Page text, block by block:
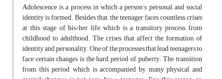
Adolescence is a process in which a person's personal and social
identity is formed. Besides that, the teenager faces countless crises
at this stage of his/her life, which is a transitory process from
childhood to adulthood. The crises that affect the formation of
identity and personality. One of the processes that lead teenagers to
face certain changes is the hard period of puberty. The transition
from this period, which is accompanied by many physical and